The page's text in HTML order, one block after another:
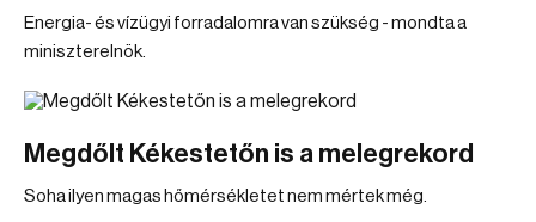
Energia- és vízügyi forradalomra van szükség - mondta a
miniszterelnök.
Megdőlt Kékestetőn is a melegrekord
Soha ilyen magas hőmérsékletet nem mértek még.